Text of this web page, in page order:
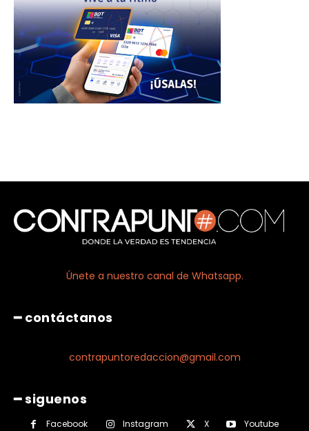
Únete a nuestro canal de Whatsapp.
━ contáctanos
contrapuntoredaccion@gmail.com
━ siguenos
Facebook Instagram X Youtube